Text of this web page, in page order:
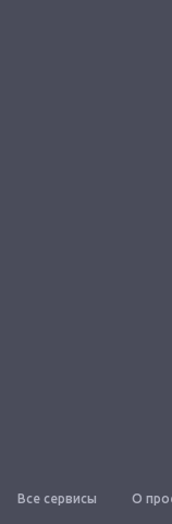
Все сервисы О